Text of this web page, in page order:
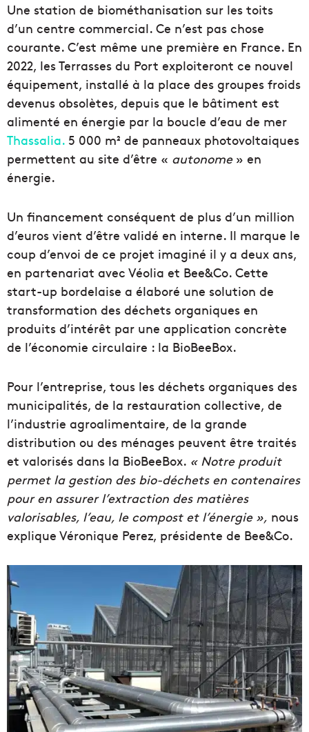
Une station de biométhanisation sur les toits
d’un centre commercial. Ce n’est pas chose
courante. C’est même une première en France. En
2022, les Terrasses du Port exploiteront ce nouvel
équipement, installé à la place des groupes froids
devenus obsolètes, depuis que le bâtiment est
alimenté en énergie par la boucle d’eau de mer
Thassalia. 5 000 m² de panneaux photovoltaiques
permettent au site d’être « autonome» en
énergie.
Un financement conséquent de plus d’un million
d’euros vient d’être validé en interne. Il marque le
coup d’envoi de ce projet imaginé il y a deux ans,
en partenariat avec Véolia et Bee&Co. Cette
start-up bordelaise a élaboré une solution de
transformation des déchets organiques en
produits d’intérêt par une application concrète
de l’économie circulaire : la BioBeeBox.
Pour l’entreprise, tous les déchets organiques des
municipalités, de la restauration collective, de
l’industrie agroalimentaire, de la grande
distribution ou des ménages peuvent être traités
et valorisés dans la BioBeeBox. « Notre produit
permet la gestion des bio-déchets en contenaires
pour en assurer l’extraction des matières
valorisables, l’eau, le compost et l’énergie », nous
explique Véronique Perez, présidente de Bee&Co.